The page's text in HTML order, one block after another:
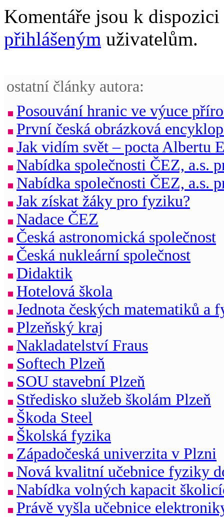
Komentáře jsou k
přihlášeným uživatelům.
ostatní články autora:
Posouvání hranic ve výuce
První česká obrázková
Jak vidím svět – pocta Albertu
Nabídka společnosti ČEZ, a.s.
Nabídka společnosti ČEZ, a.s.
Jak získat žáky pro fyziku?
Nadace ČEZ
Česká astronomická společnost
Česká nukleární společnost
Didaktik
Hotelová škola
Jednota českých matematiků a
Plzeňský kraj
Nakladatelství Fraus
Softech Plzeň
SOU stavební Plzeň
Středisko služeb školám Plzeň
Škoda Steel
Školská fyzika
Západočeská univerzita v Plzni
Nová kvalitní učebnice fyziky
Nabídka volných kapacit
Právě vyšla učebnice